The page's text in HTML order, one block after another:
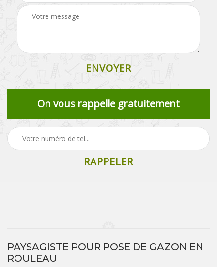
On vous rappelle gratuitement
PAYSAGISTE POUR POSE DE GAZON EN
ROULEAU